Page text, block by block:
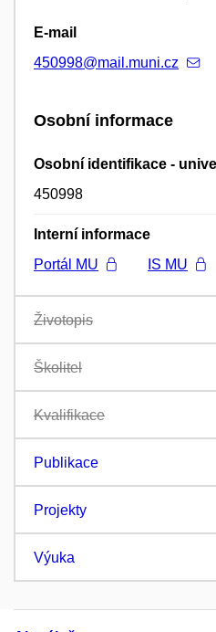
E-mail
450998@mail.muni.cz
Osobní informace
Osobní identifikace -
450998
Interní informace
Portál MU
IS MU
Životopis
Školitel
Kvalifikace
Publikace
Projekty
Výuka